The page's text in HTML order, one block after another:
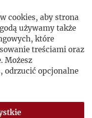
cookies, aby strona
używamy także
które
treściami oraz
Możesz
odrzucić opcjonalne